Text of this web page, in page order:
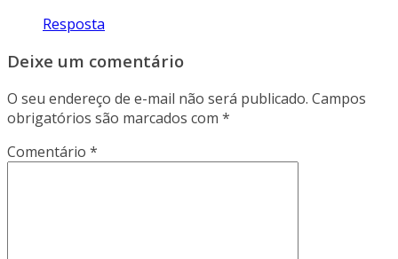
Resposta
Deixe um comentário
O seu endereço de e-mail não será publicado. Campos
obrigatórios são marcados com *
Comentário *